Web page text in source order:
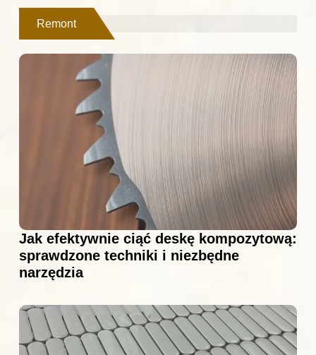
Remont
Jak efektywnie ciąć deskę kompozytową:
sprawdzone techniki i niezbędne
narzędzia